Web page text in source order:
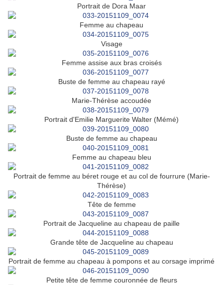
Portrait de Dora Maar
Femme au chapeau
Visage
Femme assise aux bras croisés
Buste de femme au chapeau rayé
Marie-Thérèse accoudée
Portrait d'Emilie Marguerite Walter (Mémé)
Buste de femme au chapeau
Femme au chapeau bleu
Portrait de femme au béret rouge et au col de fourrure (Marie-
Thérèse)
Tête de femme
Portrait de Jacqueline au chapeau de paille
Grande tête de Jacqueline au chapeau
Portrait de femme au chapeau à pompons et au corsage imprimé
Petite tête de femme couronnée de fleurs